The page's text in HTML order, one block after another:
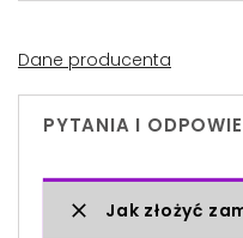
Dane producenta
PYTANIA I
Jak złożyć